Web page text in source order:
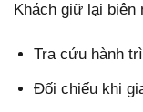
Khách giữ lại biên
Tra cứu hành
Đối chiếu khi